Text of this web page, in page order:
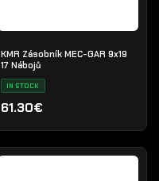
KMR Zásobník MEC-GAR 9x19
17 Nábojů
IN STOCK
61.30€